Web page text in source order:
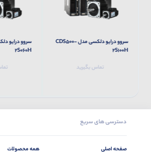
سروو درایو دلکسی مدل CDS500-
2S100H
تماس بگیرید
2S060H
دسترسی های سریع
صفحه اصلی همه محصولات